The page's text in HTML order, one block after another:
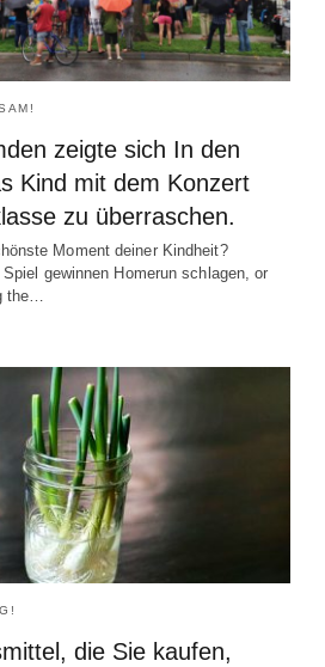
zeigte sich In den
Kind mit dem Konzert
zu überraschen.
Moment deiner Kindheit?
gewinnen Homerun schlagen,or
the
die Sie kaufen,